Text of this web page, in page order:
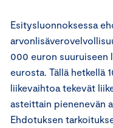
Esitysluonnoksessa
000 euron suuruiseen
eurosta. Tällä hetkellä
liikevaihtoa tekevät
asteittain pienenevän
Ehdotuksen